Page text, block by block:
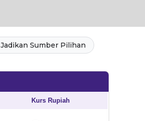
Jadikan Sumber Pilihan
Kurs Rupiah